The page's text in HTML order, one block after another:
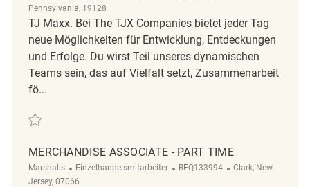
Pennsylvania, 19128
TJ Maxx. Bei The TJX Companies bietet jeder Tag
neue Möglichkeiten für Entwicklung, Entdeckungen
und Erfolge. Du wirst Teil unseres dynamischen
Teams sein, das auf Vielfalt setzt, Zusammenarbeit
fö...
Retten Part time merchandise associate REQ139738
MERCHANDISE ASSOCIATE - PART TIME
Marshalls Kategorie
Einzelhandelsmitarbeiter ReqId
REQ133994 Ort
Clark, New
Jersey, 07066